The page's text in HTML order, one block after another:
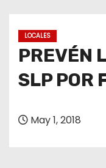
LOCALES
PREVÉN
SLP POR
May 1, 2018